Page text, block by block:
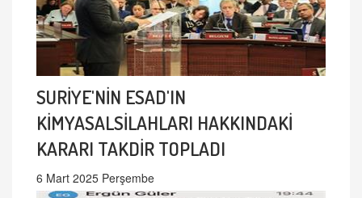
SURİYE'NİN ESAD'IN
KİMYASALSİLAHLARI HAKKINDAKİ
KARARI TAKDİR TOPLADI
6 Mart 2025 Perşembe